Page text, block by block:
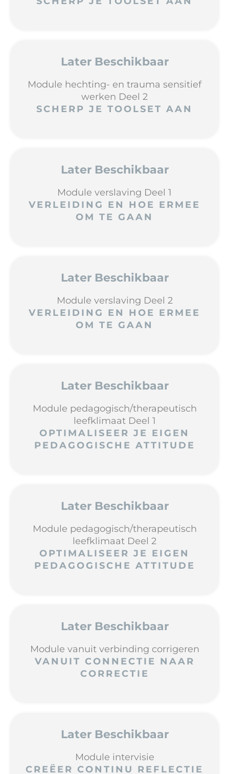
Later Beschikbaar
Module hechting- en trauma sensitief
werken Deel 2
SCHERP JE TOOLSET AAN
Later Beschikbaar
Module verslaving Deel 1
VERLEIDING EN HOE ERMEE
OM TE GAAN
Later Beschikbaar
Module verslaving Deel 2
VERLEIDING EN HOE ERMEE
OM TE GAAN
Later Beschikbaar
Module pedagogisch/therapeutisch
leefklimaat Deel 1
OPTIMALISEER JE EIGEN
PEDAGOGISCHE ATTITUDE
Later Beschikbaar
Module pedagogisch/therapeutisch
leefklimaat Deel 2
OPTIMALISEER JE EIGEN
PEDAGOGISCHE ATTITUDE
Later Beschikbaar
Module vanuit verbinding corrigeren
VANUIT CONNECTIE NAAR
CORRECTIE
Later Beschikbaar
Module intervisie
CREËER CONTINU REFLECTIE